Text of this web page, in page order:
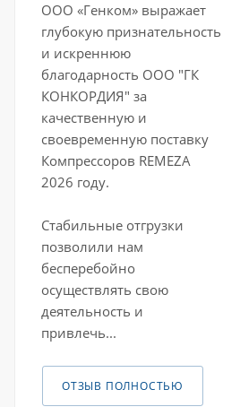
ООО «Генком» выражает
глубокую признательность
и искреннюю
благодарность ООО "ГК
КОНКОРДИЯ" за
качественную и
своевременную поставку
Компрессоров REMEZA
2026 году.
Стабильные отгрузки
позволили нам
бесперебойно
осуществлять свою
деятельность и
привлечь...
ОТЗЫВ ПОЛНОСТЬЮ